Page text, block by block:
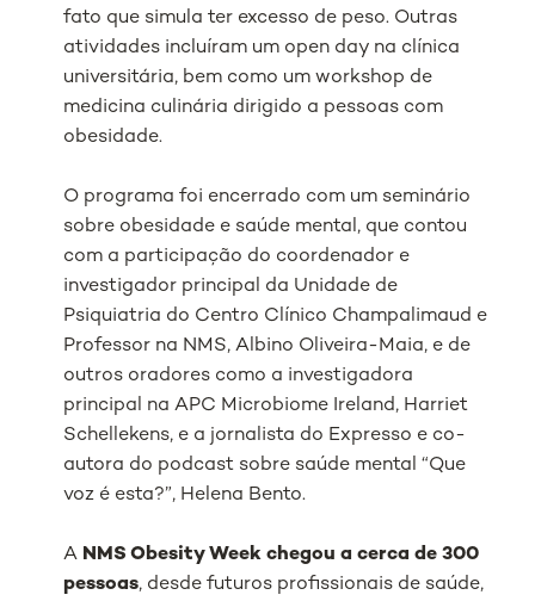
fato que simula ter excesso de peso. Outras
atividades incluíram um open day na clínica
universitária, bem como um workshop de
medicina culinária dirigido a pessoas com
obesidade.
O programa foi encerrado com um seminário
sobre obesidade e saúde mental, que contou
com a participação do coordenador e
investigador principal da Unidade de
Psiquiatria do Centro Clínico Champalimaud e
Professor na NMS, Albino Oliveira-Maia, e de
outros oradores como a investigadora
principal na APC Microbiome Ireland, ‪Harriet
Schellekens‬‬, e a jornalista do Expresso e co-
autora do podcast sobre saúde mental “Que
voz é esta?”, Helena Bento.
A NMS Obesity Week chegou a cerca de 300
pessoas, desde futuros profissionais de saúde,